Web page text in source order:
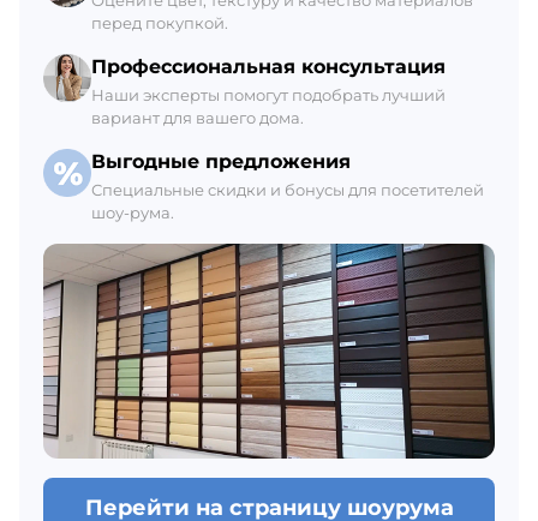
Ежедневно с 8:00 до 21:00
В наличии 229 М2
перед покупкой.
Профессиональная консультация
Наши эксперты помогут подобрать лучший
вариант для вашего дома.
Выгодные предложения
Специальные скидки и бонусы для посетителей
шоу-рума.
Перейти на страницу шоурума